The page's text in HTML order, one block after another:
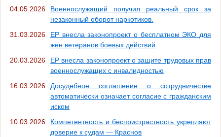
04.05.2026
Военнослужащий получил реальный срок за
незаконный оборот наркотиков.
31.03.2026
ЕР внесла законопроект о бесплатном ЭКО для
жен ветеранов боевых действий
20.03.2026
ЕР внесла законопроект о защите трудовых прав
военнослужащих с инвалидностью
16.03.2026
Досудебное соглашение о сотрудничестве
автоматически означает согласие с гражданским
иском
10.03.2026
Компетентность и беспристрастность укрепляют
доверие к судам — Краснов